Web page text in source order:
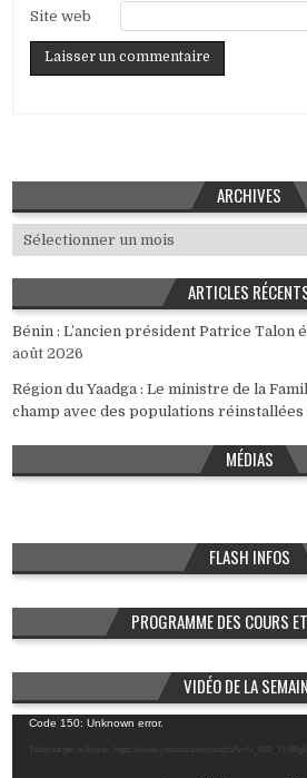
Site web
ARCHIVES
Archives
ARTICLES
Bénin : L’ancien président Patrice Talon
août 2026
Région du Yaadga : Le ministre de la
champ avec des populations réinstallées
MÉDIAS
FLASH INFOS
PROGRAMME DES COURS
VIDÉO DE LA
Lecteur
vidéo
Code 150: Unknown error.
Télécharger le fichier: https://www.youtube.com/